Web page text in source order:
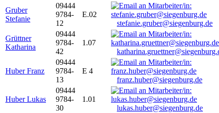
Gruber
Stefanie
09444
9784-
12
E.02
stefanie.gruber@siegenburg.de
Grüttner
Katharina
09444
9784-
42
1.07
Huber Franz
09444
9784-
13
E 4
franz.huber@siegenburg.de
Huber Lukas
09444
9784-
30
1.01
lukas.huber@siegenburg.de